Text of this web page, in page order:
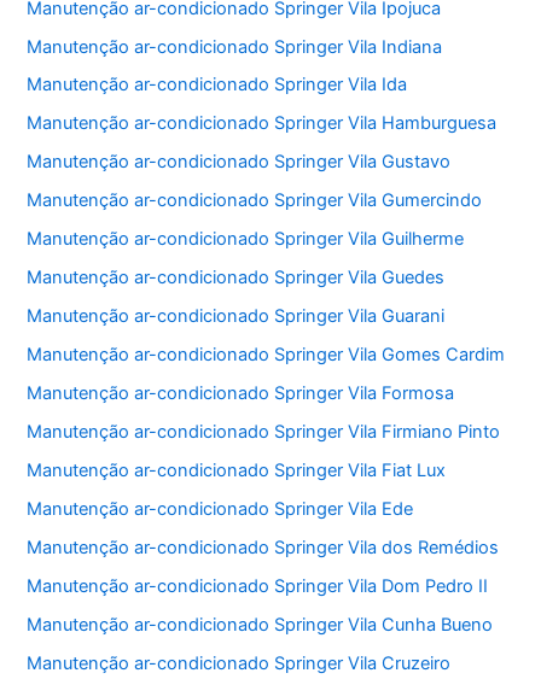
Manutenção ar-condicionado Springer Vila Ipojuca
Manutenção ar-condicionado Springer Vila Indiana
Manutenção ar-condicionado Springer Vila Ida
Manutenção ar-condicionado Springer Vila Hamburguesa
Manutenção ar-condicionado Springer Vila Gustavo
Manutenção ar-condicionado Springer Vila Gumercindo
Manutenção ar-condicionado Springer Vila Guilherme
Manutenção ar-condicionado Springer Vila Guedes
Manutenção ar-condicionado Springer Vila Guarani
Manutenção ar-condicionado Springer Vila Gomes Cardim
Manutenção ar-condicionado Springer Vila Formosa
Manutenção ar-condicionado Springer Vila Firmiano Pinto
Manutenção ar-condicionado Springer Vila Fiat Lux
Manutenção ar-condicionado Springer Vila Ede
Manutenção ar-condicionado Springer Vila dos Remédios
Manutenção ar-condicionado Springer Vila Dom Pedro II
Manutenção ar-condicionado Springer Vila Cunha Bueno
Manutenção ar-condicionado Springer Vila Cruzeiro